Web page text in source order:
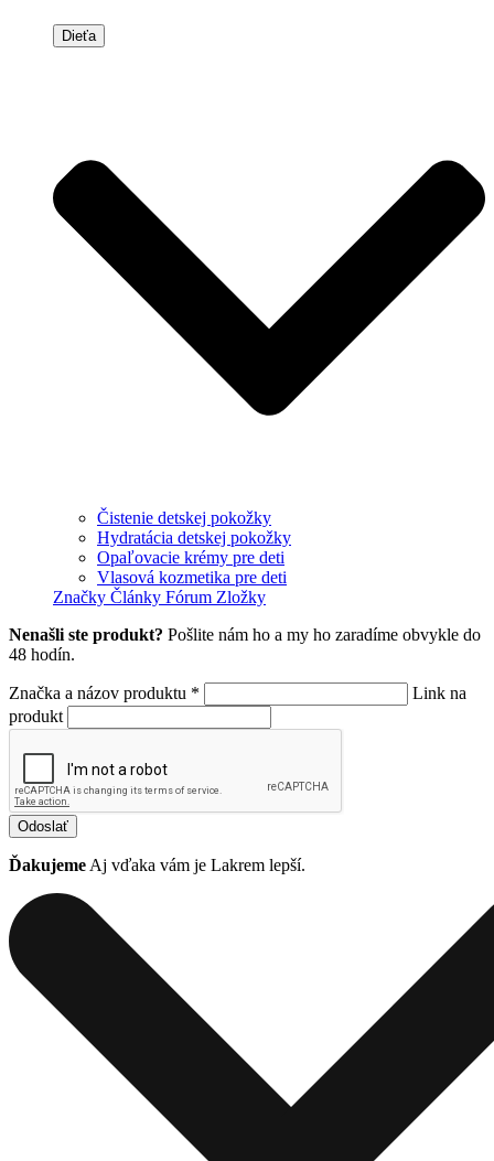
Dieťa
Čistenie detskej pokožky
Hydratácia detskej pokožky
Opaľovacie krémy pre deti
Vlasová kozmetika pre deti
Značky Články Fórum Zložky
Nenašli ste produkt? Pošlite nám ho a my ho zaradíme obvykle do
48 hodín.
Značka a názov produktu *
Link na
produkt
Odoslať
Ďakujeme Aj vďaka vám je Lakrem lepší.